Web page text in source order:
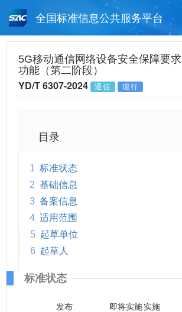
全国标准信息公共服务平台
标准公告查询
5G移动通信网络设备安全保障要
功能（第二阶段）
YD/T 6307-2024 通信 现行
目录
1 标准状态
2 基础信息
3 备案信息
4 适用范围
5 起草单位
6 起草人
标准状态
发布 即将实施实施